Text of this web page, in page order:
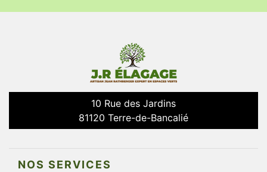
10 Rue des Jardins
81120 Terre-de-Bancalié
NOS SERVICES